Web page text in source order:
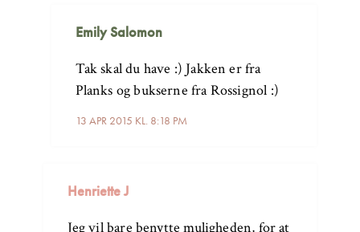
Emily Salomon
13 APR 2015 KL. 8:18 PM
Tak skal du have :) Jakken er fra
Planks og bukserne fra Rossignol :)
Henriette J
Jeg vil bare benytte muligheden, for at